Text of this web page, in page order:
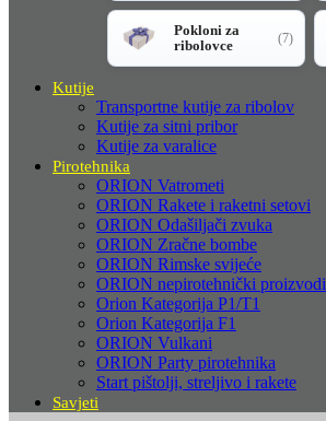
Pokloni za
ribolovce
(7)
Kutije
Transportne kutije za ribolov
Kutije za sitni pribor
Kutije za varalice
Pirotehnika
ORION Vatrometi
ORION Rakete i raketni setovi
ORION Odašiljači zvuka
ORION Zračne bombe
ORION Rimske svijeće
ORION nepirotehnički proizvodi
Orion Kategorija P1/T1
Orion Kategorija F1
ORION Vulkani
ORION Party pirotehnika
Start pištolji, streljivo i rakete
Savjeti